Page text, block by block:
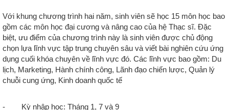
Với khung chương trình hai năm, sinh viên sẽ học 15 môn học bao
gồm các môn học đại cương và nâng cao của hệ Thạc sĩ. Đặc
biệt, ưu điểm của chương trình này là sinh viên được chủ động
chọn lựa lĩnh vực tập trung chuyên sâu và viết bài nghiên cứu ứng
dụng cuối khóa chuyên về lĩnh vực đó. Các lĩnh vực bao gồm: Du
lịch, Marketing, Hành chính công, Lãnh đạo chiến lược, Quản lý
chuỗi cung ứng, Kinh doanh quốc tế
- Kỳ nhập học: Tháng 1, 7 và 9